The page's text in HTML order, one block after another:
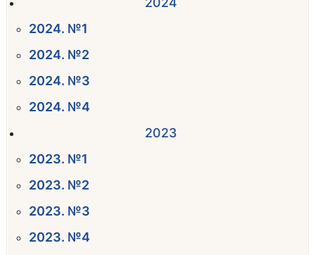
2024. №1
2024. №2
2024. №3
2024. №4
2023
2023. №1
2023. №2
2023. №3
2023. №4